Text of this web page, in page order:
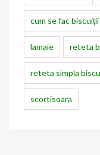
cum se fac biscuiții
lamaie reteta
reteta simpla
scortisoara